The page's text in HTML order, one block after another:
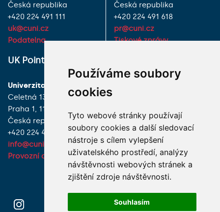
Používáme soubory
cookies
Tyto webové stránky používají
soubory cookies a další sledovací
nástroje s cílem vylepšení
uživatelského prostředí, analýzy
návštěvnosti webových stránek a
zjištění zdroje návštěvnosti.
Souhlasím
Česká republika
+420 224 491 111
uk@cuni.cz
Podatelna
Česká republika
+420 224 491 618
pr@cuni.cz
Tiskové zprávy
UK Point
Univerzita Karlova
Celetná 13
Praha 1, 116 36
Česká republika
+420 224 491 850
info@cuni.cz
Provozní doba a kontakty
JAK K NÁM?